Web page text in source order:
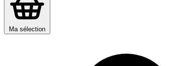
Ma sélection